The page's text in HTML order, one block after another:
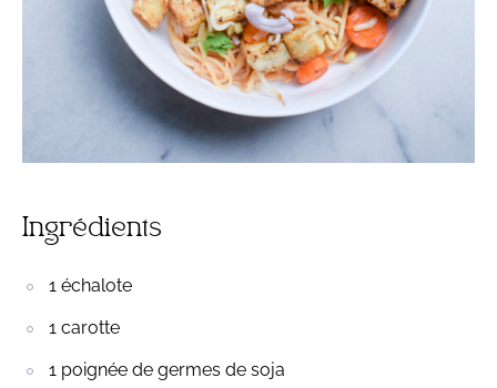
Ingrédients
1 échalote
1 carotte
1 poignée de germes de soja